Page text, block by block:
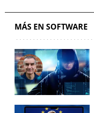
MÁS EN SOFTWARE